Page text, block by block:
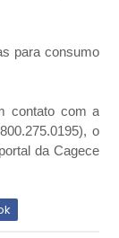
para consumo
contato com a
o
da Cagece